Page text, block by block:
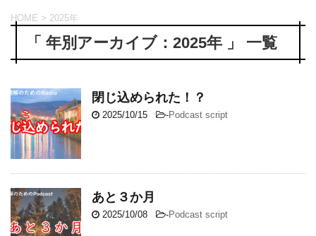
HOME > 2025年
「 年別アーカイブ：2025年 」 一覧
閉じ込められた！？
2025/10/15 -Podcast script
あと３か月
2025/10/08 -Podcast script